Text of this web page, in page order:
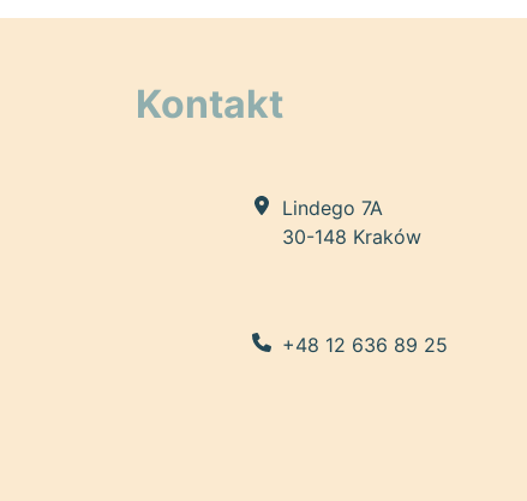
Kontakt
Lindego 7A
30-148 Kraków
+48 12 636 89 25